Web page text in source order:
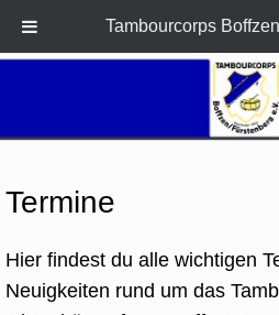
Tambourcorps
Zum
Termine
Hier findest du alle wichtigen
Neuigkeiten rund um das